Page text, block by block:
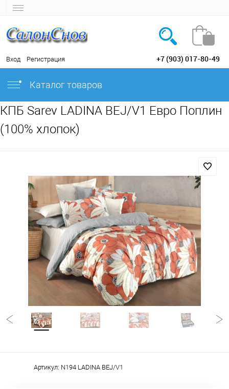
Вход Регистрация +7 (903) 017-80-49
Каталог товаров
КПБ Sarev LADINA BEJ/V1 Евро Поплин
(100% хлопок)
Артикул: N194 LADINA BEJ/V1